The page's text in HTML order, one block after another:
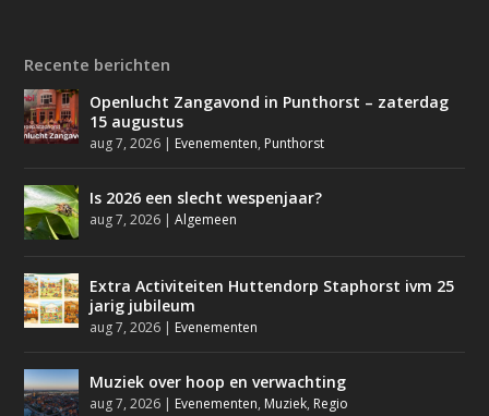
Recente berichten
Openlucht Zangavond in Punthorst – zaterdag
15 augustus
aug 7, 2026 | Evenementen, Punthorst
Is 2026 een slecht wespenjaar?
aug 7, 2026 |Algemeen
Extra Activiteiten Huttendorp Staphorst ivm 25
jarig jubileum
aug 7, 2026 | Evenementen
Muziek over hoop en verwachting
aug 7, 2026 | Evenementen, Muziek, Regio